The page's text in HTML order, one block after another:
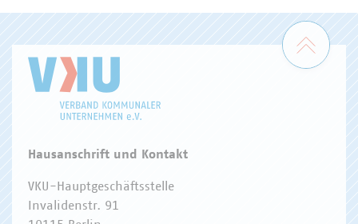
Zum
Hausanschrift und Kontakt
VKU-Hauptgeschäftsstelle
Invalidenstr. 91